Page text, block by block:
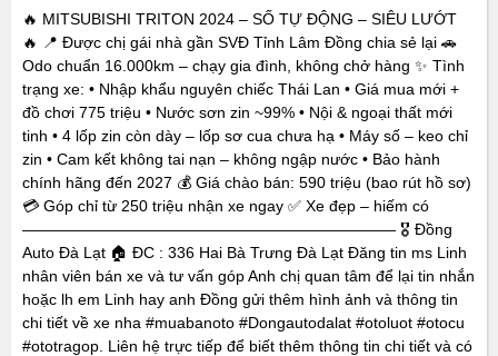
🔥 MITSUBISHI TRITON 2024 – SỐ TỰ ĐỘNG – SIÊU LƯỚT
🔥 📍 Được chị gái nhà gần SVĐ Tỉnh Lâm Đồng chia sẻ lại 🚗
Odo chuẩn 16.000km – chạy gia đình, không chở hàng ✨ Tình
trạng xe: • Nhập khẩu nguyên chiếc Thái Lan • Giá mua mới +
đồ chơi 775 triệu • Nước sơn zin ~99% • Nội & ngoại thất mới
tinh • 4 lốp zin còn dày – lốp sơ cua chưa hạ • Máy số – keo chỉ
zin • Cam kết không tai nạn – không ngập nước • Bảo hành
chính hãng đến 2027 💰 Giá chào bán: 590 triệu (bao rút hồ sơ)
💳 Góp chỉ từ 250 triệu nhận xe ngay ✅ Xe đẹp – hiếm có
———————————————————————— 🎖️ Đồng
Auto Đà Lạt 🏠 ĐC : 336 Hai Bà Trưng Đà Lạt Đăng tin ms Linh
nhân viên bán xe và tư vấn góp Anh chị quan tâm để lại tin nhắn
hoặc lh em Linh hay anh Đồng gửi thêm hình ảnh và thông tin
chi tiết về xe nha #muabanoto #Dongautodalat #otoluot #otocu
#ototragop. Liên hệ trực tiếp để biết thêm thông tin chi tiết và có